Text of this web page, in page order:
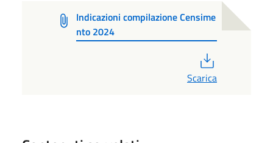
Indicazioni compilazione Censime
nto 2024
Scarica